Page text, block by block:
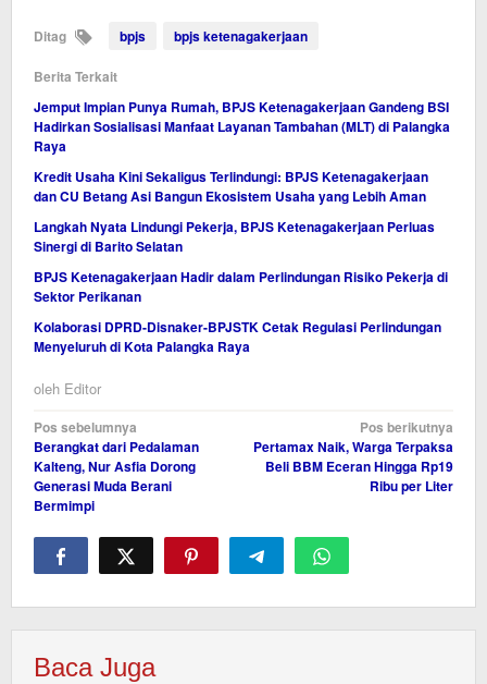
Ditag bpjs bpjs ketenagakerjaan
Berita Terkait
Jemput Impian Punya Rumah, BPJS Ketenagakerjaan Gandeng BSI
Hadirkan Sosialisasi Manfaat Layanan Tambahan (MLT) di Palangka
Raya
Kredit Usaha Kini Sekaligus Terlindungi: BPJS Ketenagakerjaan
dan CU Betang Asi Bangun Ekosistem Usaha yang Lebih Aman
Langkah Nyata Lindungi Pekerja, BPJS Ketenagakerjaan Perluas
Sinergi di Barito Selatan
BPJS Ketenagakerjaan Hadir dalam Perlindungan Risiko Pekerja di
Sektor Perikanan
Kolaborasi DPRD-Disnaker-BPJSTK Cetak Regulasi Perlindungan
Menyeluruh di Kota Palangka Raya
oleh Editor
Navigasi
pos
Pos sebelumnya
Berangkat dari Pedalaman
Kalteng, Nur Asfia Dorong
Generasi Muda Berani
Bermimpi
Pos berikutnya
Pertamax Naik, Warga Terpaksa
Beli BBM Eceran Hingga Rp19
Ribu per Liter
Baca Juga